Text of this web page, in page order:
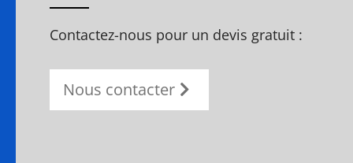
Contactez-nous pour un devis gratuit :
Nous contacter